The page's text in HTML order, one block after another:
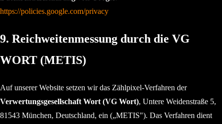
https://policies.google.com/privacy
9. Reichweitenmessung durch die VG
WORT (METIS)
Auf unserer Website setzen wir das Zählpixel-Verfahren der
Verwertungsgesellschaft Wort (VG Wort), Untere Weidenstraße 5,
81543 München, Deutschland, ein („METIS"). Das Verfahren dient